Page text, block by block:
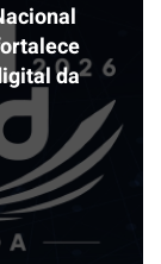
da